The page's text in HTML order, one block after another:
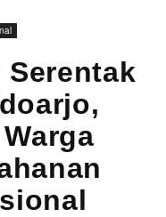
Serentak